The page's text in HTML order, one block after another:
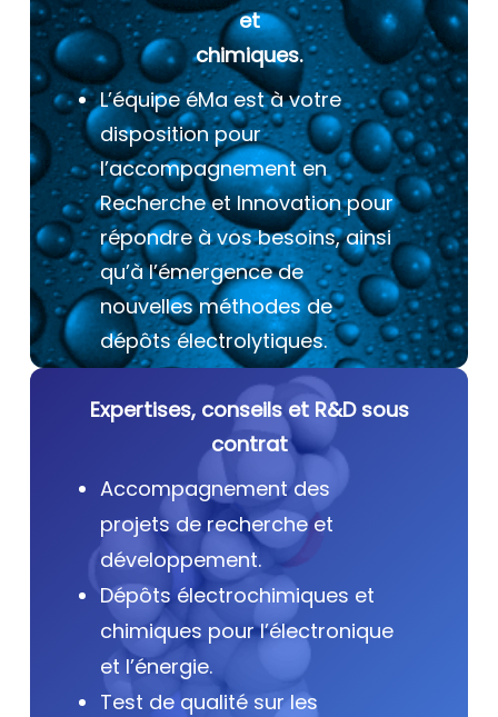
et
chimiques.
L’équipe éMa est à votre
disposition pour
l’accompagnement en
Recherche et Innovation pour
répondre à vos besoins, ainsi
qu’à l’émergence de
nouvelles méthodes de
dépôts électrolytiques.
Expertises, conseils et R&D sous
contrat
Accompagnement des
projets de recherche et
développement.
Dépôts électrochimiques et
chimiques pour l’électronique
et l’énergie.
Test de qualité sur les